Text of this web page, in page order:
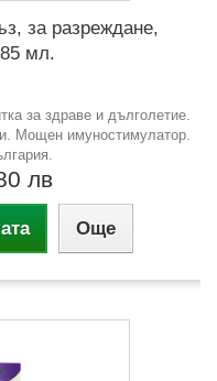
за разреждане,
мл.
за здраве и дълголетие.
Мощен имуностимулатор.
лв
Още